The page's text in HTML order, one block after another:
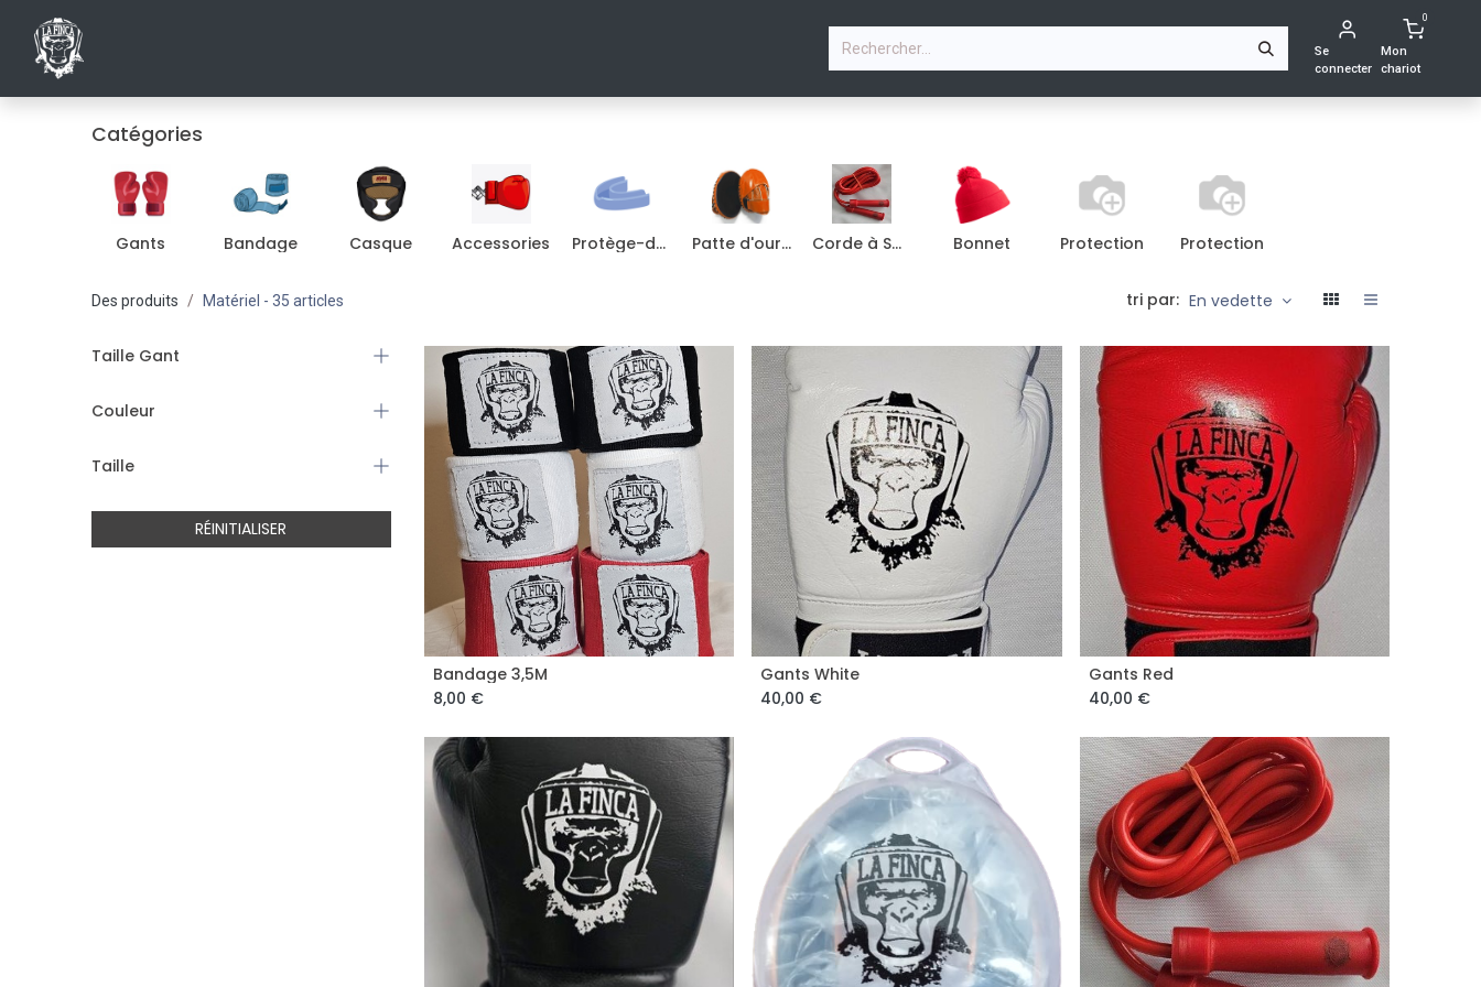
COURS
Se
connecter
0
Mon
chariot
Catégories
Gants Bandage Casque Accessories Protège-dents Patte d'ours boxe Corde à Sauter Bonnet Protection Protection
Des produits Matériel - 35 articles tri par: En vedette
Taille Gant
Couleur
Taille
RÉINITIALISER
ajouter au panier
Bandage 3,5M
8,00 €
ajouter au panier
Gants White
40,00 €
Gants Red
40,00 €